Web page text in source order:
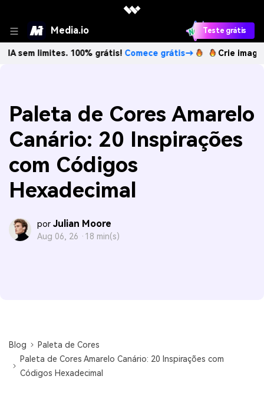
Media.io Teste grátis
100% grátis!Comece grátis→ Crie imagens com
Paleta de Cores Amarelo
Canário: 20 Inspirações
com Códigos
Hexadecimal
por Julian Moore
Aug 06, 26 · 18 min(s)
Blog
Paleta de Cores
Paleta de Cores Amarelo Canário: 20 Inspirações com
Códigos Hexadecimal